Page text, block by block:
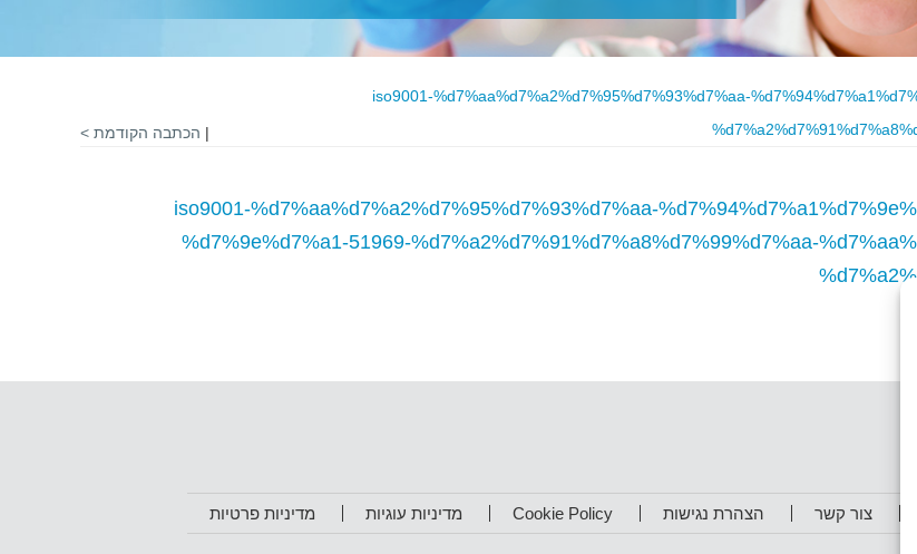
iso9001-%d7%aa%d7%a2%d7%95%d7%93%d7%aa-
| הכתבה הקודמת >
iso9001-%d7%aa%d7%a2%d7%95%d7%93%d7%aa-
%d7%9e%d7%a1-51969-%d7%a2%d7%91%d7%a8%d7%99%d7%aa-
צור קשר הצהרת נגישות Cookie Policy מדיניות עוגיות מדיניות פרטיות